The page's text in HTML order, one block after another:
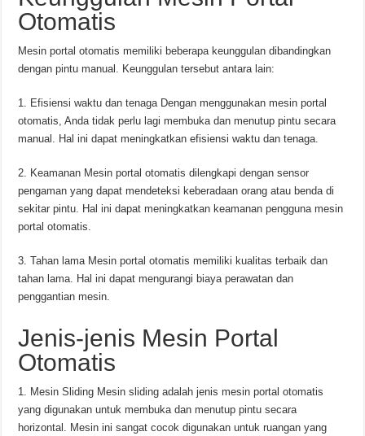
Otomatis
Mesin portal otomatis memiliki beberapa keunggulan dibandingkan
dengan pintu manual. Keunggulan tersebut antara lain:
1. Efisiensi waktu dan tenaga Dengan menggunakan mesin portal
otomatis, Anda tidak perlu lagi membuka dan menutup pintu secara
manual. Hal ini dapat meningkatkan efisiensi waktu dan tenaga.
2. Keamanan Mesin portal otomatis dilengkapi dengan sensor
pengaman yang dapat mendeteksi keberadaan orang atau benda di
sekitar pintu. Hal ini dapat meningkatkan keamanan pengguna mesin
portal otomatis.
3. Tahan lama Mesin portal otomatis memiliki kualitas terbaik dan
tahan lama. Hal ini dapat mengurangi biaya perawatan dan
penggantian mesin.
Jenis-jenis Mesin Portal
Otomatis
1. Mesin Sliding Mesin sliding adalah jenis mesin portal otomatis
yang digunakan untuk membuka dan menutup pintu secara
horizontal. Mesin ini sangat cocok digunakan untuk ruangan yang